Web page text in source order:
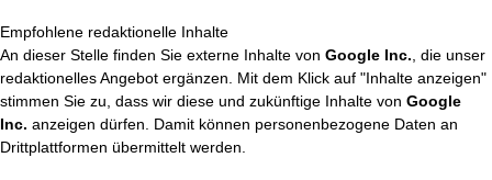
Empfohlene redaktionelle Inhalte
An dieser Stelle finden Sie externe Inhalte von Google Inc. , die unser
redaktionelles Angebot ergänzen. Mit dem Klick auf "Inhalte anzeigen"
stimmen Sie zu, dass wir diese und zukünftige Inhalte von Google
Inc. anzeigen dürfen. Damit können personenbezogene Daten an
Drittplattformen übermittelt werden.